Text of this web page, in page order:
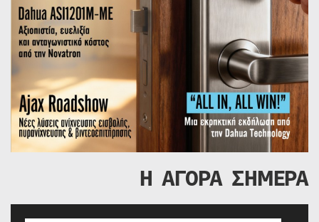
Η ΑΓΟΡΑ ΣΗΜΕΡΑ